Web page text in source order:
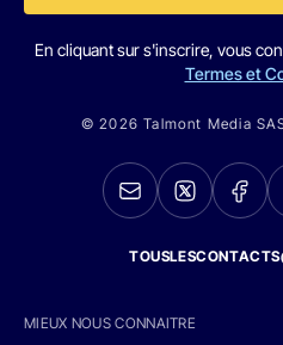
En cliquant sur s'inscrire, vous
Termes et
© 2026 Talmont Media
MIEUX NOUS CONNAITRE